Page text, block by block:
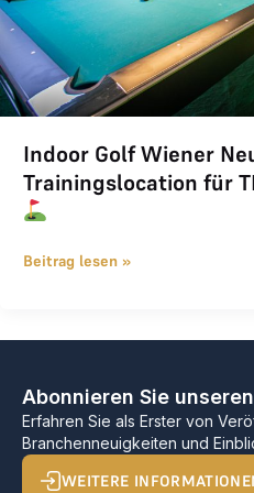
Indoor Golf Wiener
Trainingslocation für
Beitrag lesen »
Abonnieren Sie
Erfahren Sie als Erster von
Branchenneuigkeiten und
WEITERE